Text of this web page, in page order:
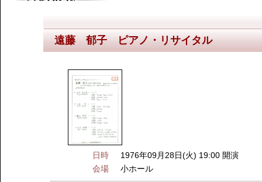
遠藤 郁子 ピアノ・リサイタル
日時
1976年09月28日(火) 19:00 開演
会場
小ホール